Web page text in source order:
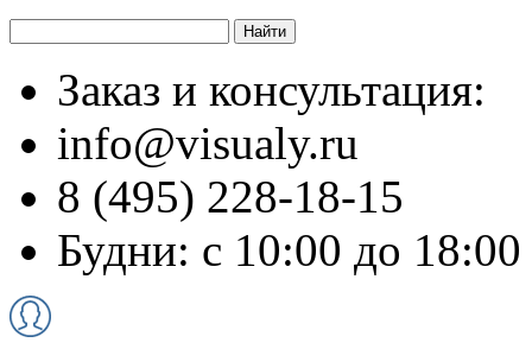
Заказ и консультация:
info@visualy.ru
8 (495) 228-18-15
Будни: с 10:00 до 18:00